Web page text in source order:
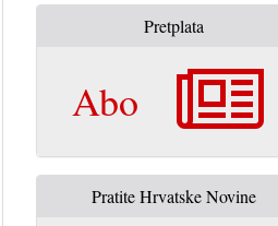
Pretplata
Abo
Pratite Hrvatske Novine